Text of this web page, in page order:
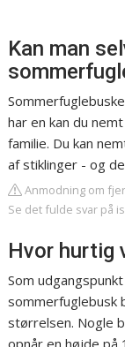
Kan man
har en kan du
familie. Du kan
af stiklinger - og
Anmodning om
Se det fulde svar på
Hvor hurtig
Som
sommerfuglebusk
størrelsen. Nogle